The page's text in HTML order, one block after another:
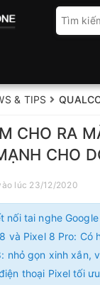
& TIPS
CHO RA
CHO
lúc 23/12/2020
nối tai nghe
và Pixel 8 Pro:
nhỏ gọn xinh xắn,
thoại Pixel tối